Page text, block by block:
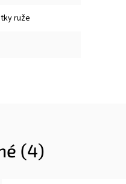
ruže
(4)